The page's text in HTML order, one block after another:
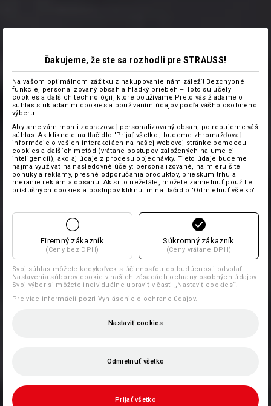
Ďakujeme, že ste sa rozhodli pre STRAUSS!
Na vašom optimálnom zážitku z nakupovanie nám záleží! Bezchybné
funkcie, personalizovaný obsah a hladký priebeh – Toto sú účely
cookies a ďalších technológií, ktoré používame.Preto vás žiadame o
súhlas s ukladaním cookies a používaním údajov podľa vášho osobného
výberu.
Aby sme vám mohli zobrazovať personalizovaný obsah, potrebujeme váš
súhlas. Ak kliknete na tlačidlo 'Prijať všetko', budeme zhromažďovať
informácie o vašich interakciách na našej webovej stránke pomocou
cookies a ďalších metód (vrátane postupov založených na umelej
inteligencii), ako aj údaje z procesu objednávky. Tieto údaje budeme
najmä využívať na nasledovné účely: personalizované, na mieru šité
ponuky a reklamy, presné odporúčania produktov, prieskum trhu a
meranie reklám a obsahu. Ak si to neželáte, môžete zamietnuť použitie
príslušných cookies a postupov kliknutím na tlačidlo 'Odmietnuť všetko'.
Firemný zákazník
(Ceny bez DPH)
Súkromný zákazník
(Ceny vrátane DPH)
Svoj súhlas môžete kedykoľvek s účinnosťou do budúcnosti odvolať
Nastavenia súborov cookie v našich zásadách ochrany osobných údajov.
Svoj výber si môžete individuálne upraviť v časti „Nastaviť cookies“.
Pre viac informácií pozri Vyhlásenie o ochrane údajov.
Nastaviť cookies
Odmietnuť všetko
Prijať všetko